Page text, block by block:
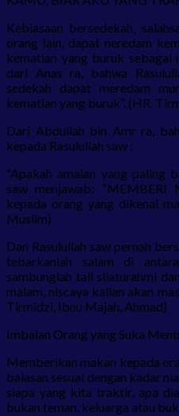
Kebiasaan bersedekah,
orang lain, dapat neredam
kematian yang buruk sebagai
dari Anas ra, bahwa
sedekah dapat meredam
kematian yang buruk”. (HR.
Dari Abdullah bin Amr ra,
kepada Rasulullah saw :
“Apakah amalan yang paling
saw menjawab: “MEMBERI
kepada orang yang dikenal
Muslim)
Dan Rasulullah saw pernah
tebarkanlah salam di
sambunglah tali silaturahmi
malam, niscaya kalian akan
Tirmidzi, Ibnu Majah, Ahmad)
Imbalan Orang yang Suka
Memberikan makan kepada
balasan sesuai dengan kadar
siapa yang kita traktir, apa
bukan teman, keluarga atau